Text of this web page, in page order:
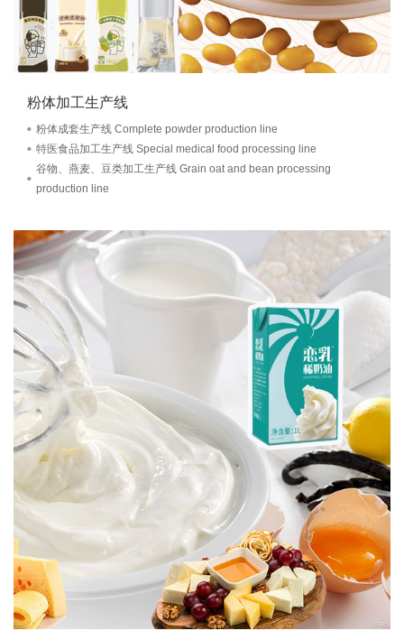
粉体加工生产线
粉体成套生产线 Complete powder production line
特医食品加工生产线 Special medical food processing line
谷物、燕麦、豆类加工生产线 Grain oat and bean processing
production line